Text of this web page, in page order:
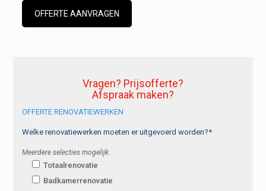
OFFERTE AANVRAGEN
Vragen? Prijsofferte?
Afspraak maken?
OFFERTE RENOVATIEWERKEN
Welke renovatiewerken moeten er uitgevoerd worden?*
Meerdere selecties mogelijk.
Totaalrenovatie
Badkamerrenovatie